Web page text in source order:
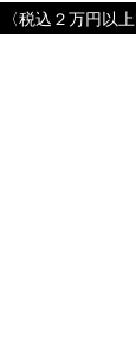
〈税込２万円以